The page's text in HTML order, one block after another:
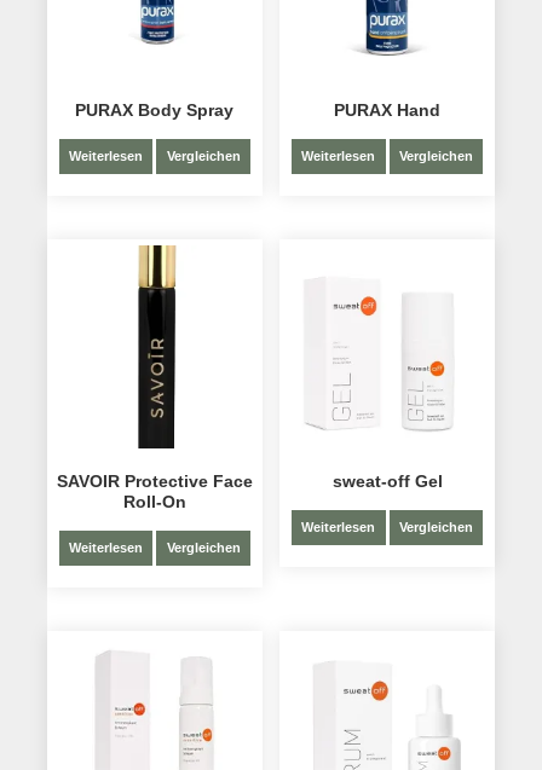
PURAX Body Spray
Weiterlesen Vergleichen
PURAX Hand
Weiterlesen Vergleichen
SAVOIR Protective Face
Roll-On
Weiterlesen Vergleichen
sweat-off Gel
Weiterlesen Vergleichen